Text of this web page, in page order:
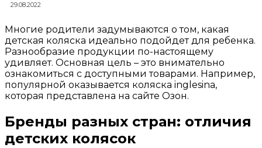
29.08.2022
Многие родители задумываются о том, какая
детская коляска идеально подойдет для ребенка.
Разнообразие продукции по-настоящему
удивляет. Основная цель – это внимательно
ознакомиться с доступными товарами. Например,
популярной оказывается коляска inglesina,
которая представлена на сайте Озон.
Бренды разных стран: отличия
детских колясок